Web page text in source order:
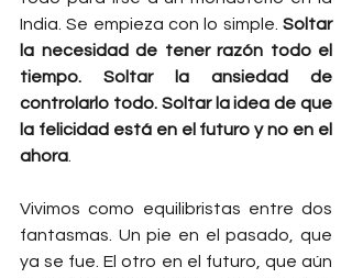
India. Se empieza con lo simple. Soltar
la necesidad de tener razón todo el
tiempo. Soltar la ansiedad de
controlarlo todo. Soltar la idea de que
la felicidad está en el futuro y no en el
ahora
Vivimos como equilibristas entre dos
fantasmas. Un pie en el pasado, que
ya se fue. El otro en el futuro, que aún